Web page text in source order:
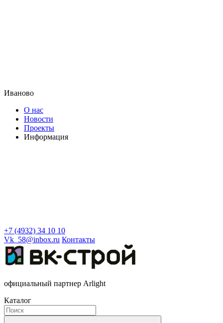
Иваново
О нас
Новости
Проекты
Информация
+7 (4932) 34 10 10
Vk_58@inbox.ru Контакты
официальный партнер Arlight
Каталог